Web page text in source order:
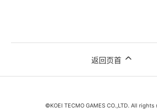
返回页首
©KOEI TECMO GAMES CO.,LTD. All rights